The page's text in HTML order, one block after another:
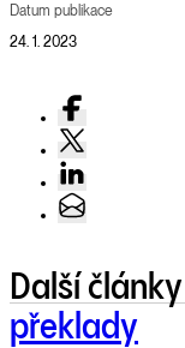
Datum publikace
24. 1. 2023
Další
překlady